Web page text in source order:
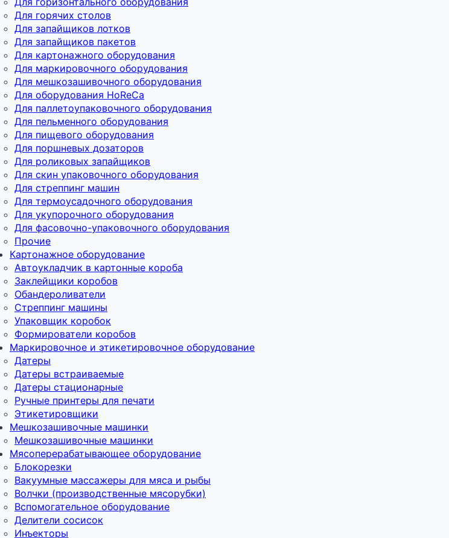
Для горячих столов
Для запайщиков лотков
Для запайщиков пакетов
Для картонажного оборудования
Для маркировочного оборудования
Для мешкозашивочного оборудования
Для оборудования HoReCa
Для паллетоупаковочного оборудования
Для пельменного оборудования
Для пищевого оборудования
Для поршневых дозаторов
Для роликовых запайщиков
Для скин упаковочного оборудования
Для стреппинг машин
Для термоусадочного оборудования
Для укупорочного оборудования
Для фасовочно-упаковочного оборудования
Прочие
Картонажное оборудование
Автоукладчик в картонные короба
Заклейщики коробов
Обандероливатели
Стреппинг машины
Упаковщик коробок
Формирователи коробов
Маркировочное и этикетировочное оборудование
Датеры
Датеры встраиваемые
Датеры стационарные
Ручные принтеры для печати
Этикетировщики
Мешкозашивочные машинки
Мешкозашивочные машинки
Мясоперерабатывающее оборудование
Блокорезки
Вакуумные массажеры для мяса и рыбы
Волчки (производственные мясорубки)
Вспомогательное оборудование
Делители сосисок
Инъекторы